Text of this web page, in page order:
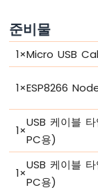
ESP8266
핀
배
열
ESP8266
원
을
는
방
법
준비물
1×Micro USB
1×ESP8266
1×
USB 케이블
PC용)
1×
USB 케이블
PC용)